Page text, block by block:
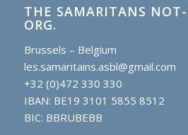
THE SAMARITANS
ORG.
Brussels – Belgium
les.samaritains.asbl@gmail.com
+32 (0)472 330 330
IBAN: BE19 3101 5855 8512
BIC: BBRUBEBB